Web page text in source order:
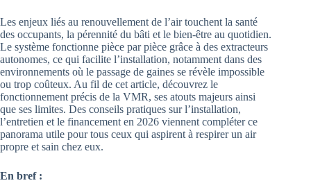
Les enjeux liés au renouvellement de l’air touchent la santé
des occupants, la pérennité du bâti et le bien-être au quotidien.
Le système fonctionne pièce par pièce grâce à des extracteurs
autonomes, ce qui facilite l’installation, notamment dans des
environnements où le passage de gaines se révèle impossible
ou trop coûteux. Au fil de cet article, découvrez le
fonctionnement précis de la VMR, ses atouts majeurs ainsi
que ses limites. Des conseils pratiques sur l’installation,
l’entretien et le financement en 2026 viennent compléter ce
panorama utile pour tous ceux qui aspirent à respirer un air
propre et sain chez eux.
En bref :